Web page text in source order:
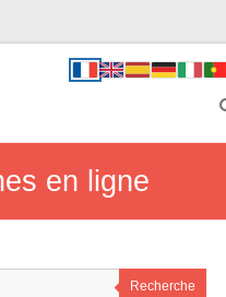
en ligne
Recherche